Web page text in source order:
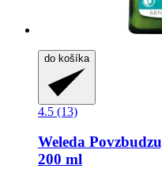
do košíka
4.5 (13)
Weleda
200 ml